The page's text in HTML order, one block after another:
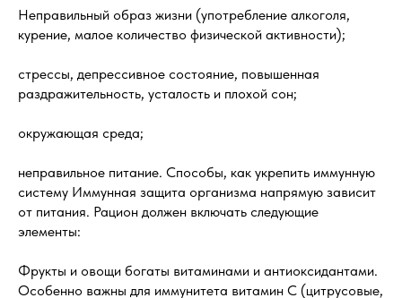
Неправильный образ жизни (употребление алкоголя,
курение, малое количество физической активности);
стрессы, депрессивное состояние, повышенная
раздражительность, усталость и плохой сон;
окружающая среда;
неправильное питание. Способы, как укрепить иммунную
систему Иммунная защита организма напрямую зависит
от питания. Рацион должен включать следующие
элементы:
Фрукты и овощи богаты витаминами и антиоксидантами.
Особенно важны для иммунитета витамин С (цитрусовые,